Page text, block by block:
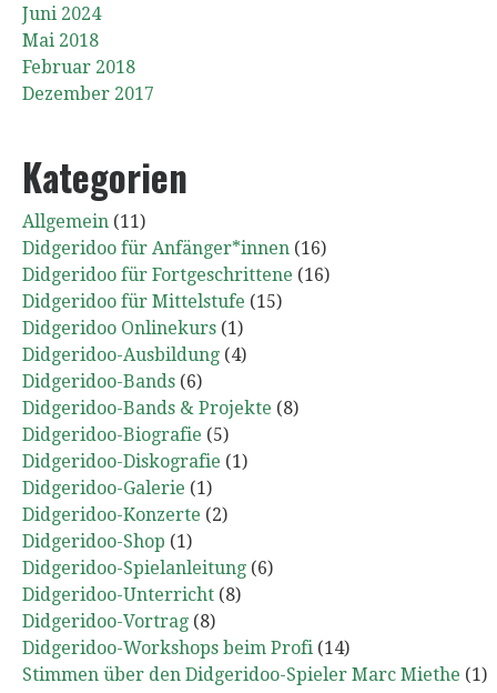
Juni 2024
Mai 2018
Februar 2018
Dezember 2017
Kategorien
Allgemein (11)
Didgeridoo für Anfänger*innen (16)
Didgeridoo für Fortgeschrittene (16)
Didgeridoo für Mittelstufe (15)
Didgeridoo Onlinekurs (1)
Didgeridoo-Ausbildung (4)
Didgeridoo-Bands (6)
Didgeridoo-Bands & Projekte (8)
Didgeridoo-Biografie (5)
Didgeridoo-Diskografie (1)
Didgeridoo-Galerie (1)
Didgeridoo-Konzerte (2)
Didgeridoo-Shop (1)
Didgeridoo-Spielanleitung (6)
Didgeridoo-Unterricht (8)
Didgeridoo-Vortrag (8)
Didgeridoo-Workshops beim Profi (14)
Stimmen über den Didgeridoo-Spieler Marc Miethe (1)